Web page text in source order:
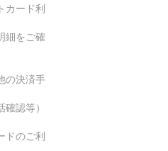
カード利
細をご確
の決済手
認等）
ドのご利